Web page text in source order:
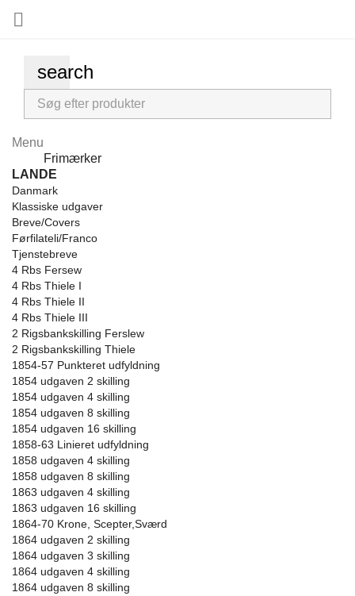

search
Menu
Frimærker
LANDE
Danmark
Klassiske udgaver
Breve/Covers
Førfilateli/Franco
Tjenstebreve
4 Rbs Fersew
4 Rbs Thiele I
4 Rbs Thiele II
4 Rbs Thiele III
2 Rigsbankskilling Ferslew
2 Rigsbankskilling Thiele
1854-57 Punkteret udfyldning
1854 udgaven 2 skilling
1854 udgaven 4 skilling
1854 udgaven 8 skilling
1854 udgaven 16 skilling
1858-63 Linieret udfyldning
1858 udgaven 4 skilling
1858 udgaven 8 skilling
1863 udgaven 4 skilling
1863 udgaven 16 skilling
1864-70 Krone, Scepter,Sværd
1864 udgaven 2 skilling
1864 udgaven 3 skilling
1864 udgaven 4 skilling
1864 udgaven 8 skilling